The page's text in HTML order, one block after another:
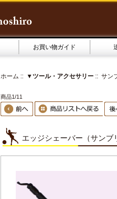
お買い物ガイド
ホーム :: ▼ツール・アクセサリー :: サン
商品1/11
エッジシェーバー（サンブ